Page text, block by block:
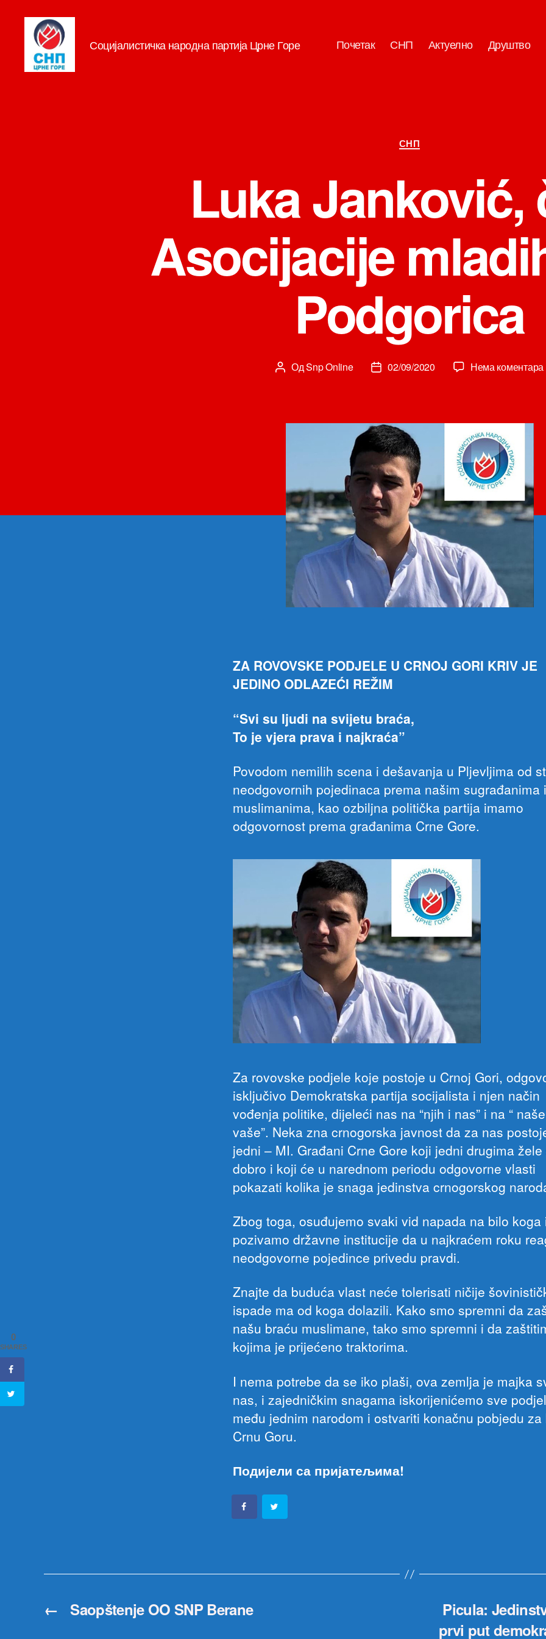
Социјалистичка народна партија Црне Горе Почетак СНП Актуелно Друштво
Категорије
СНП
Luka Janković,
Asocijacije
Podgorica
Аутор
ОдSnp Online
Датум
02/09/2020 Нема коментара
ZA ROVOVSKE PODJELE U CRNOJ GORI KRIV JE
JEDINO ODLAZEĆI REŽIM
“Svi su ljudi na svijetu braća,
To je vjera prava i najkraća”
Povodom nemilih scena i dešavanja u Pljevljima od
neodgovornih pojedinaca prema našim sugrađanima
muslimanima, kao ozbiljna politička partija imamo
odgovornost prema građanima Crne Gore.
Za rovovske podjele koje postoje u Crnoj Gori,
isključivo Demokratska partija socijalista i njen način
vođenja politike, dijeleći nas na “njih i nas” i na “
vaše”. Neka zna crnogorska javnost da za nas
jedni – MI. Građani Crne Gore koji jedni drugima žele
dobro i koji će u narednom periodu odgovorne vlasti
pokazati kolika je snaga jedinstva crnogorskog
Zbog toga, osuđujemo svaki vid napada na bilo koga
pozivamo državne institucije da u najkraćem roku
neodgovorne pojedince privedu pravdi.
Znajte da buduća vlast neće tolerisati ničije
ispade ma od koga dolazili. Kako smo spremni da
našu braću muslimane, tako smo spremni i da
kojima je prijećeno traktorima.
I nema potrebe da se iko plaši, ova zemlja je majka
nas, i zajedničkim snagama iskorijenićemo sve
među jednim narodom i ostvariti konačnu pobjedu za
Crnu Goru.
Подијели са пријатељима!
← Saopštenje OO SNP Berane
Picula:
prvi put
0
SHARES